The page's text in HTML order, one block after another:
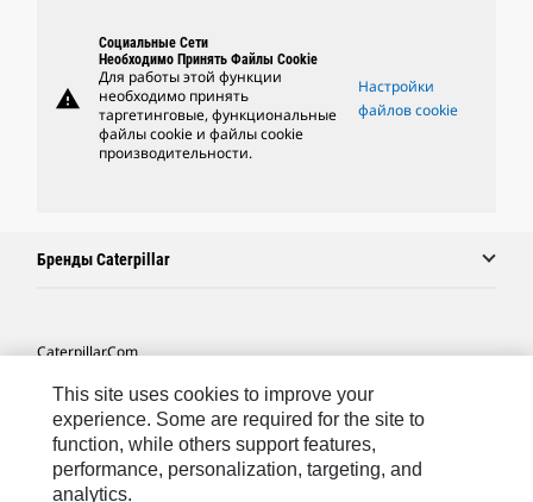
warning
Социальные Сети
Необходимо Принять Файлы Cookie
Для работы этой функции
необходимо принять
таргетинговые, функциональные
файлы cookie и файлы cookie
производительности.
Настройки
файлов cookie
Бренды Caterpillar
Caterpillar.com
Связаться С Caterpillar
Карта Сайта
Cookie Settings
This site uses cookies to improve your
experience. Some are required for the site to
function, while others support features,
performance, personalization, targeting, and
analytics.